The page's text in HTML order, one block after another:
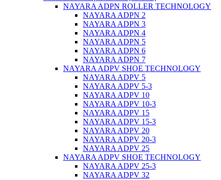
NAYARA ADPN ROLLER TECHNOLOGY
NAYARA ADPN 2
NAYARA ADPN 3
NAYARA ADPN 4
NAYARA ADPN 5
NAYARA ADPN 6
NAYARA ADPN 7
NAYARA ADPV SHOE TECHNOLOGY
NAYARA ADPV 5
NAYARA ADPV 5-3
NAYARA ADPV 10
NAYARA ADPV 10-3
NAYARA ADPV 15
NAYARA ADPV 15-3
NAYARA ADPV 20
NAYARA ADPV 20-3
NAYARA ADPV 25
NAYARA ADPV SHOE TECHNOLOGY
NAYARA ADPV 25-3
NAYARA ADPV 32